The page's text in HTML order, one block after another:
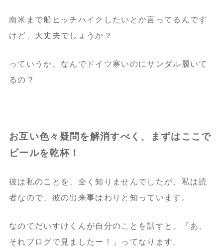
南米まで船ヒッチハイクしたいとか言ってるんです
けど、大丈夫でしょうか？
っていうか、なんでドイツ寒いのにサンダル履いて
るの？
お互い色々疑問を解消すべく、まずはここで
ビールを乾杯！
彼は私のことを、全く知りませんでしたが、私は読
者なので、彼の出来事はわりと知っています。
なのでだいすけくんが自分のことを話すと、「あ、
それブログで見ましたー！」ってなります。